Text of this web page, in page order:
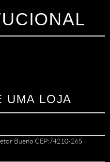
UMA LOJA
Bueno CEP:74210-265